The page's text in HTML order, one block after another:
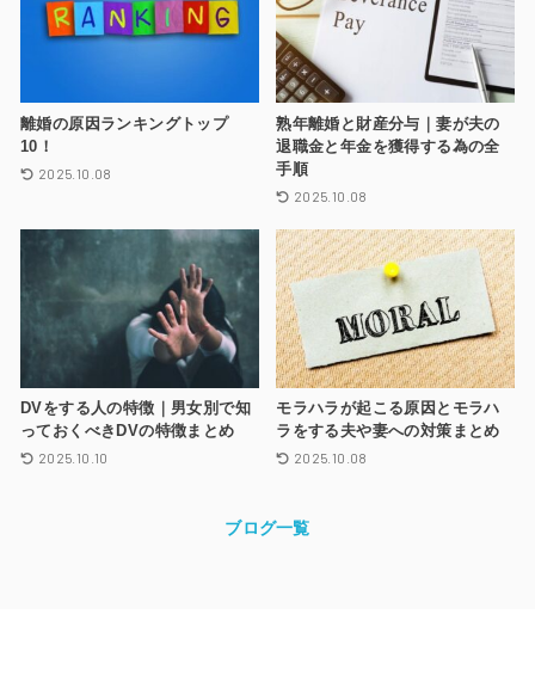
離婚の原因ランキングトップ
10！
2025.10.08
熟年離婚と財産分与｜妻が夫の
退職金と年金を獲得する為の全
手順
2025.10.08
DVをする人の特徴｜男女別で知
っておくべきDVの特徴まとめ
2025.10.10
モラハラが起こる原因とモラハ
ラをする夫や妻への対策まとめ
2025.10.08
ブログ一覧